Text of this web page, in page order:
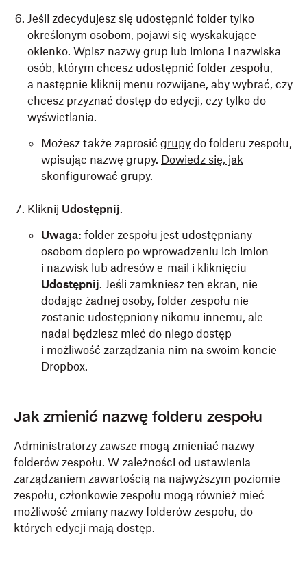
Jeśli zdecydujesz się udostępnić folder tylko
określonym osobom, pojawi się wyskakujące
okienko. Wpisz nazwy grup lub imiona i nazwiska
osób, którym chcesz udostępnić folder zespołu,
a następnie kliknij menu rozwijane, aby wybrać, czy
chcesz przyznać dostęp do edycji, czy tylko do
wyświetlania.
Możesz także zaprosić grupy do folderu zespołu,
wpisując nazwę grupy. Dowiedz się, jak
skonfigurować grupy.
Kliknij Udostępnij.
Uwaga: folder zespołu jest udostępniany
osobom dopiero po wprowadzeniu ich imion
i nazwisk lub adresów e-mail i kliknięciu
Udostępnij. Jeśli zamkniesz ten ekran, nie
dodając żadnej osoby, folder zespołu nie
zostanie udostępniony nikomu innemu, ale
nadal będziesz mieć do niego dostęp
i możliwość zarządzania nim na swoim koncie
Dropbox.
Jak zmienić nazwę folderu zespołu
Administratorzy zawsze mogą zmieniać nazwy
folderów zespołu. W zależności od ustawienia
zarządzaniem zawartością na najwyższym poziomie
zespołu, członkowie zespołu mogą również mieć
możliwość zmiany nazwy folderów zespołu, do
których edycji mają dostęp.